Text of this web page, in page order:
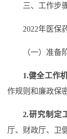
三、工作步
2022年医保
（一）准备
1.健全工作机
作规则和廉政保
2.研究制定
厅、财政厅、卫